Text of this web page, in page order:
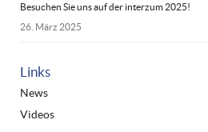
Besuchen Sie uns auf der interzum 2025!
26. März 2025
Links
News
Videos